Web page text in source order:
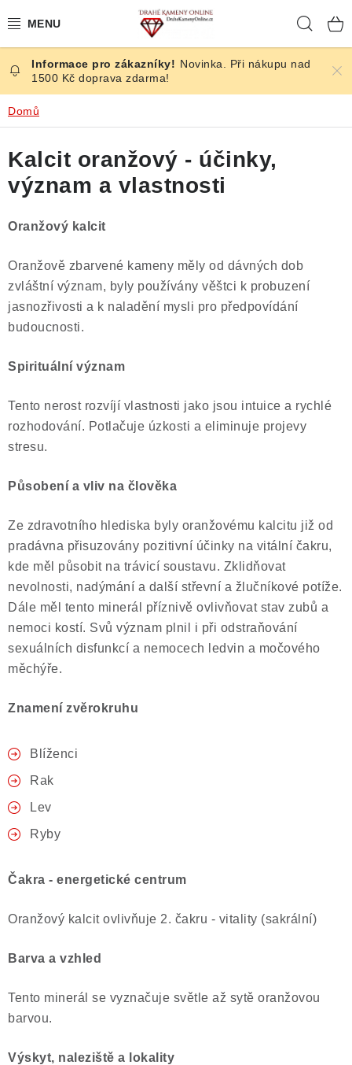
na
ČESKÉ KAMENY
ŠPERKY
KAMENY ZE SVĚTA
BROUŠENÉ
SLEVY
ÚČINKY
KRYSTALY
MISTROVSKÉ KRYSTALY
Obchodní podmínky
Puncovní značky
Ochrana osobních údajů
Výkup minerálů a drahých kamenů
Formulář pro uplatnění reklamace
Formulář pro odstoupení od smlouvy
Novinka. Při nákupu nad
1500 Kč doprava zdarma!
Domů
Kalcit oranžový - účinky,
význam a vlastnosti
Oranžový kalcit
Oranžově zbarvené kameny měly od dávných dob
zvláštní význam, byly používány věštci k probuzení
jasnozřivosti a k naladění mysli pro předpovídání
budoucnosti.
Spirituální význam
Tento nerost rozvíjí vlastnosti jako jsou intuice a rychlé
rozhodování. Potlačuje úzkosti a eliminuje projevy
stresu.
Působení a vliv na člověka
Ze zdravotního hlediska byly oranžovému kalcitu již od
pradávna přisuzovány pozitivní účinky na vitální čakru,
kde měl působit na trávicí soustavu. Zklidňovat
nevolnosti, nadýmání a další střevní a žlučníkové potíže.
Dále měl tento minerál příznivě ovlivňovat stav zubů a
nemoci kostí. Svů význam plnil i při odstraňování
sexuálních disfunkcí a nemocech ledvin a močového
měchýře.
Znamení zvěrokruhu
Blíženci
Rak
Lev
Ryby
Čakra - energetické centrum
Oranžový kalcit ovlivňuje 2. čakru - vitality (sakrální)
Barva a vzhled
Tento minerál se vyznačuje světle až sytě oranžovou
barvou.
Výskyt, naleziště a lokality